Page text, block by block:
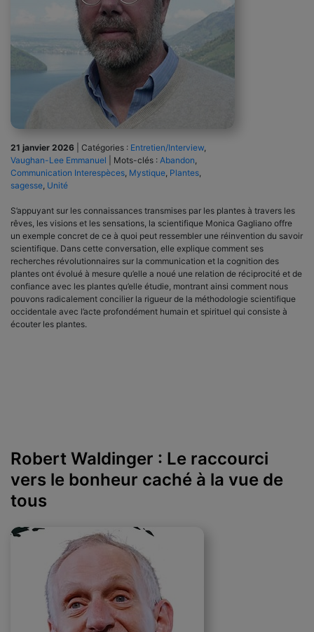
21 janvier 2026 Catégories : Entretien/Interview
Vaughan-Lee Emmanuel
Mots-clés : Abandon
Communication Interespèces Mystique Plantes
sagesse Unité
S’appuyant sur les connaissances transmises par les plantes à travers les
rêves, les visions et les sensations, la scientifique Monica Gagliano offre
un exemple concret de ce à quoi peut ressembler une réinvention du savoir
scientifique. Dans cette conversation, elle explique comment ses
recherches révolutionnaires sur la communication et la cognition des
plantes ont évolué à mesure qu’elle a noué une relation de réciprocité et de
confiance avec les plantes qu’elle étudie, montrant ainsi comment nous
pouvons radicalement concilier la rigueur de la méthodologie scientifique
occidentale avec l’acte profondément humain et spirituel qui consiste à
écouter les plantes.
Robert Waldinger : Le raccourci
vers le bonheur caché à la vue de
tous